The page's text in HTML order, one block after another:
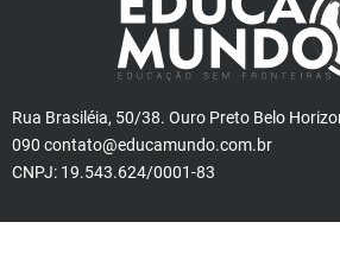
Rua Brasiléia, 50/38. Ouro Preto Belo
090 contato@educamundo.com.br
CNPJ: 19.543.624/0001-83